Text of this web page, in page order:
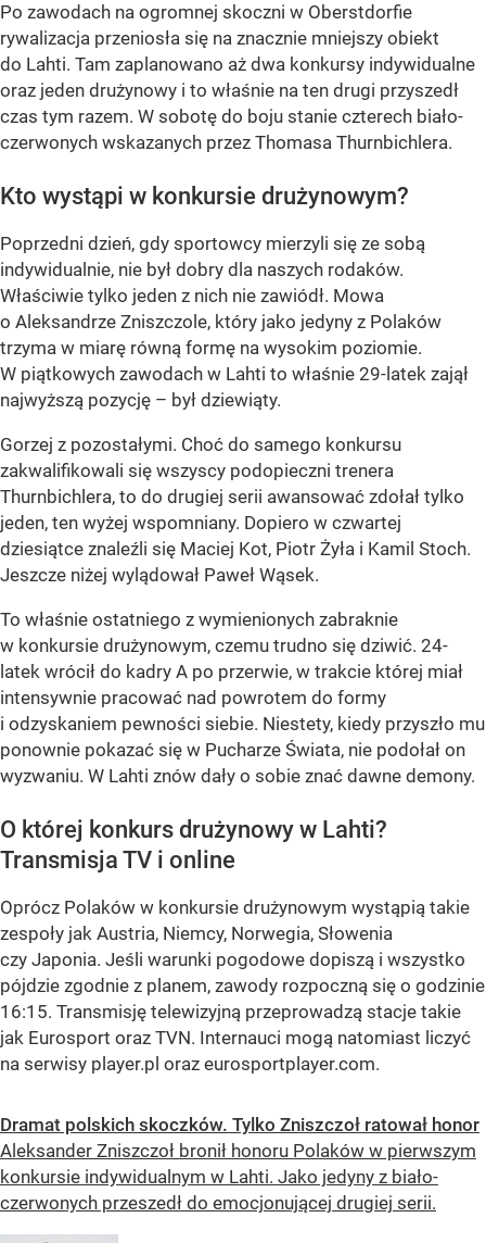
Po zawodach na ogromnej skoczni w Oberstdorfie
rywalizacja przeniosła się na znacznie mniejszy obiekt
do Lahti. Tam zaplanowano aż dwa konkursy indywidualne
oraz jeden drużynowy i to właśnie na ten drugi przyszedł
czas tym razem. W sobotę do boju stanie czterech biało-
czerwonych wskazanych przez Thomasa Thurnbichlera.
Kto wystąpi w konkursie drużynowym?
Poprzedni dzień, gdy sportowcy mierzyli się ze sobą
indywidualnie, nie był dobry dla naszych rodaków.
Właściwie tylko jeden z nich nie zawiódł. Mowa
o Aleksandrze Zniszczole, który jako jedyny z Polaków
trzyma w miarę równą formę na wysokim poziomie.
W piątkowych zawodach w Lahti to właśnie 29-latek zajął
najwyższą pozycję – był dziewiąty.
Gorzej z pozostałymi. Choć do samego konkursu
zakwalifikowali się wszyscy podopieczni trenera
Thurnbichlera, to do drugiej serii awansować zdołał tylko
jeden, ten wyżej wspomniany. Dopiero w czwartej
dziesiątce znaleźli się Maciej Kot, Piotr Żyła i Kamil Stoch.
Jeszcze niżej wylądował Paweł Wąsek.
To właśnie ostatniego z wymienionych zabraknie
w konkursie drużynowym, czemu trudno się dziwić. 24-
latek wrócił do kadry A po przerwie, w trakcie której miał
intensywnie pracować nad powrotem do formy
i odzyskaniem pewności siebie. Niestety, kiedy przyszło mu
ponownie pokazać się w Pucharze Świata, nie podołał on
wyzwaniu. W Lahti znów dały o sobie znać dawne demony.
O której konkurs drużynowy w Lahti?
Transmisja TV i online
Oprócz Polaków w konkursie drużynowym wystąpią takie
zespoły jak Austria, Niemcy, Norwegia, Słowenia
czy Japonia. Jeśli warunki pogodowe dopiszą i wszystko
pójdzie zgodnie z planem, zawody rozpoczną się o godzinie
16:15. Transmisję telewizyjną przeprowadzą stacje takie
jak Eurosport oraz TVN. Internauci mogą natomiast liczyć
na serwisy player.pl oraz eurosportplayer.com.
Dramat polskich skoczków. Tylko Zniszczoł ratował honor
Aleksander Zniszczoł bronił honoru Polaków w pierwszym
konkursie indywidualnym w Lahti. Jako jedyny z biało-
czerwonych przeszedł do emocjonującej drugiej serii.